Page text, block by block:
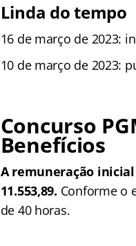
Linda do tempo
16 de março de 2023:
10 de março de 2023:
Concurso
Benefícios
A remuneração inicial
11.553,89. Conforme o
de 40 horas.